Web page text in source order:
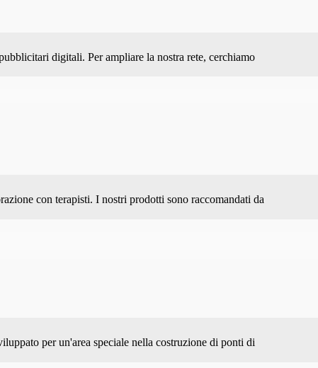
digitali. Per ampliare la nostra rete, cerchiamo
con terapisti. I nostri prodotti sono raccomandati da
per un'area speciale nella costruzione di ponti di